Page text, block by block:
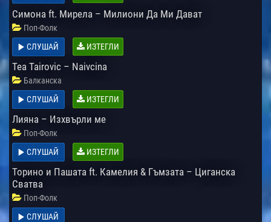
Симона ft. Мирела – Милиони Да Ми Дават
Поп-Фолк
СЛУШАЙ
ИЗТЕГЛИ
Tea Tairovic – Naivcina
Балканска
СЛУШАЙ
ИЗТЕГЛИ
Лияна – Изхвърли ме
Поп-Фолк
СЛУШАЙ
ИЗТЕГЛИ
Торино и Пашата ft. Камелия & Гъмзата – Циганска
Сватва
Поп-Фолк
СЛУШАЙ